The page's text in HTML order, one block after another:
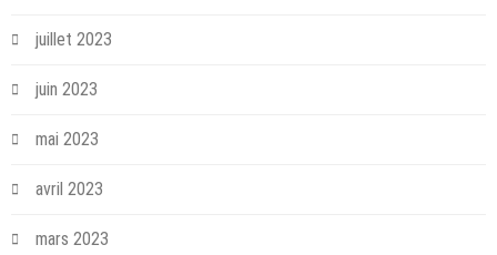
juillet 2023
juin 2023
mai 2023
avril 2023
mars 2023